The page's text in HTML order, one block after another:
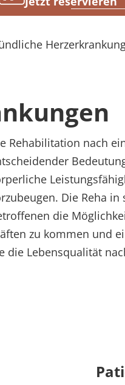
Rehabilitation nach
Die Reha
die
zu kommen und
die Lebensqualität